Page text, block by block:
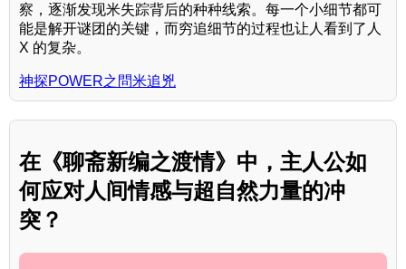
察，逐渐发现米失踪背后的种种线索。每一个小细节都可
能是解开谜团的关键，而穷追细节的过程也让人看到了人
X 的复杂。
神探POWER之問米追兇
在《聊斋新编之渡情》中，主人公如
何应对人间情感与超自然力量的冲
突？